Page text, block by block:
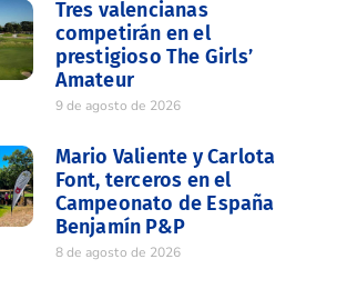
Tres valencianas
competirán en el
prestigioso The Girls’
Amateur
9 de agosto de 2026
Mario Valiente y Carlota
Font, terceros en el
Campeonato de España
Benjamín P&P
8 de agosto de 2026